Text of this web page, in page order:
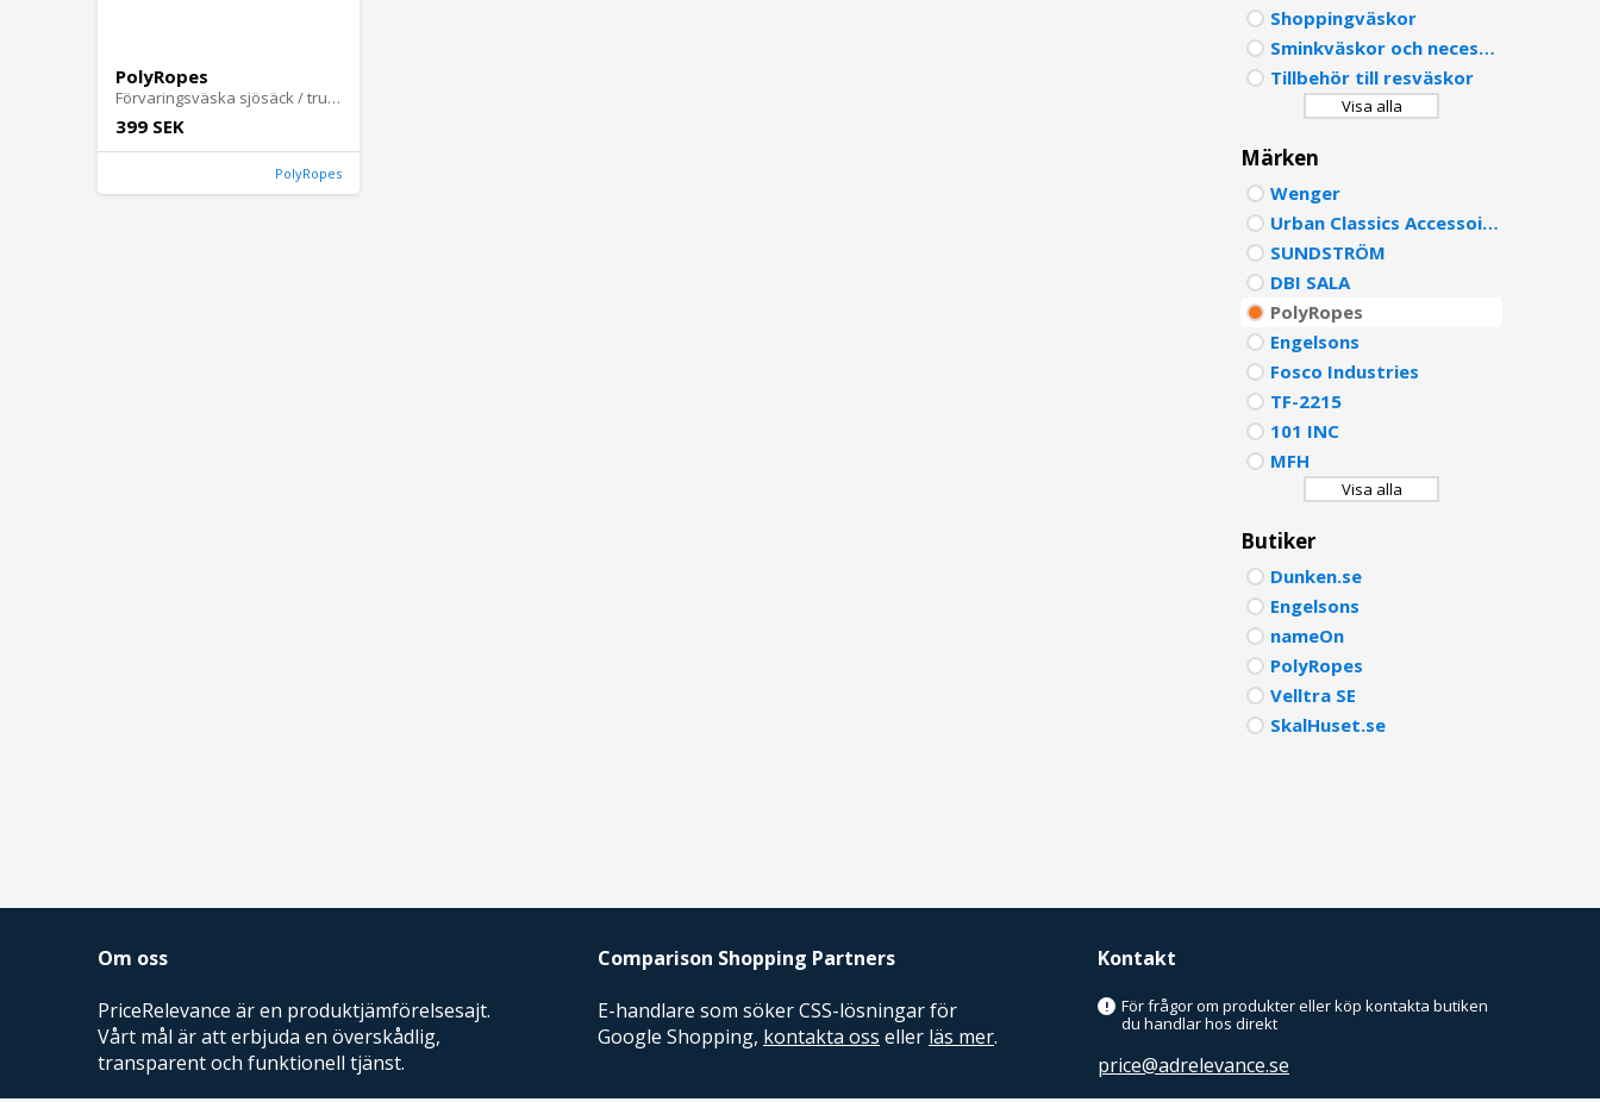
PolyRopes
Förvaringsväska sjösäck / trunk
399 SEK
PolyRopes
Shoppingväskor
Sminkväskor och necessärer
Tillbehör till resväskor
Visa alla
Märken
Wenger
Urban Classics Accessoires
SUNDSTRÖM
DBI SALA
PolyRopes
Engelsons
Fosco Industries
TF-2215
101 INC
MFH
Visa alla
Butiker
Dunken.se
Engelsons
nameOn
PolyRopes
Velltra SE
SkalHuset.se
Om oss
PriceRelevance är en produktjämförelsesajt.
Vårt mål är att erbjuda en överskådlig,
transparent och funktionell tjänst.
Comparison Shopping Partners
E-handlare som söker CSS-lösningar för
Google Shopping, kontakta oss eller läs mer.
Kontakt
!
För frågor om produkter eller köp kontakta butiken
du handlar hos direkt
price@adrelevance.se